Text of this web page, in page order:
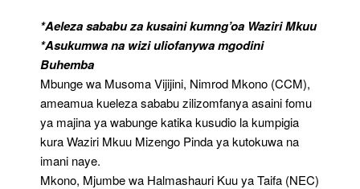
Anayoyakubali
*Aeleza sababu za kusaini kumng’oa Waziri Mkuu
*Asukumwa na wizi uliofanywa mgodini
Buhemba
Mbunge wa Musoma Vijijini, Nimrod Mkono (CCM),
ameamua kueleza sababu zilizomfanya asaini fomu
ya majina ya wabunge katika kusudio la kumpigia
kura Waziri Mkuu Mizengo Pinda ya kutokuwa na
imani naye.
Mkono, Mjumbe wa Halmashauri Kuu ya Taifa (NEC)